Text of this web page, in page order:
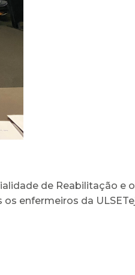
de Reabilitação e
enfermeiros da